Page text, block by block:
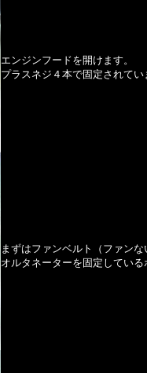
エンジンフードを開けます。
プラスネジ４本で固定されてい
まずはファンベルト（ファンな
オルタネーターを固定してい